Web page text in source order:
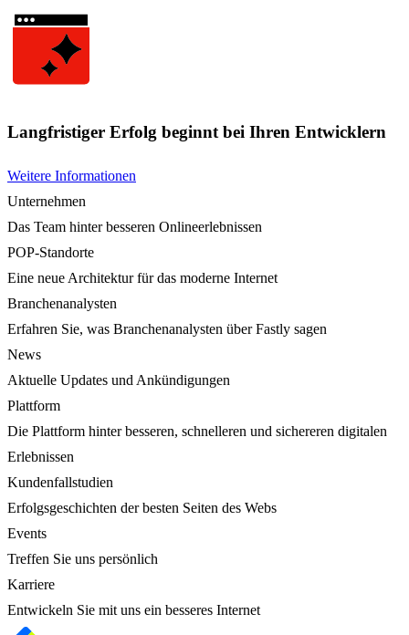
Langfristiger Erfolg beginnt bei Ihren Entwicklern
Weitere Informationen
Unternehmen
Das Team hinter besseren Onlineerlebnissen
POP-Standorte
Eine neue Architektur für das moderne Internet
Branchenanalysten
Erfahren Sie, was Branchenanalysten über Fastly sagen
News
Aktuelle Updates und Ankündigungen
Plattform
Die Plattform hinter besseren, schnelleren und sichereren digitalen
Erlebnissen
Kundenfallstudien
Erfolgsgeschichten der besten Seiten des Webs
Events
Treffen Sie uns persönlich
Karriere
Entwickeln Sie mit uns ein besseres Internet